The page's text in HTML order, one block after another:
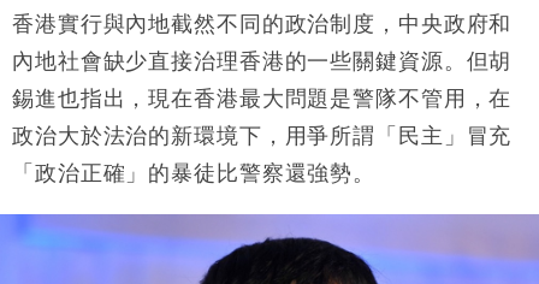
12:44
財經｜日本春季三度入市撐日圓 4月單日斥6.28萬億
11:12
張
15:59
財經｜SA售股自救後再出手 斥4億美元押注未上市公
司
香港實行與內地截然不同的政治制度，中央政府和
內地社會缺少直接治理香港的一些關鍵資源。但胡
錫進也指出，現在香港最大問題是警隊不管用，在
政治大於法治的新環境下，用爭所謂「民主」冒充
「政治正確」的暴徒比警察還強勢。